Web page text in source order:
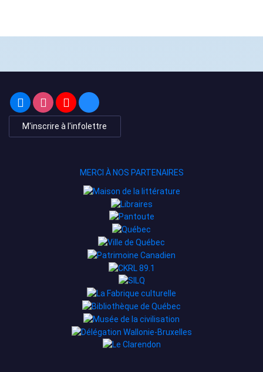
M'inscrire à l'infolettre
MERCI À NOS PARTENAIRES